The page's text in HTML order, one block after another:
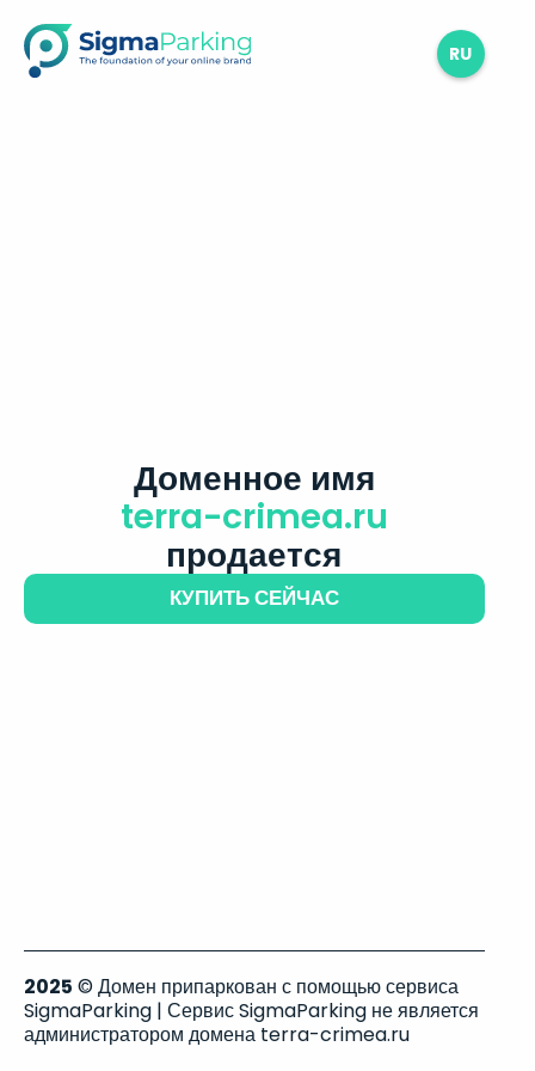
RU
Доменное имя
terra-crimea.ru
продается
КУПИТЬ СЕЙЧАС
2025 © Домен припаркован с помощью сервиса
SigmaParking | Сервис SigmaParking не является
администратором домена terra-crimea.ru